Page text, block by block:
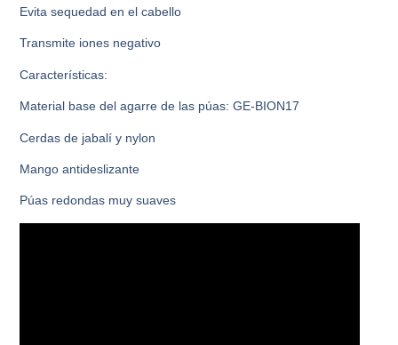
Evita sequedad en el cabello
Transmite iones negativo
Características:
Material base del agarre de las púas: GE-BION17
Cerdas de jabalí y nylon
Mango antideslizante
Púas redondas muy suaves